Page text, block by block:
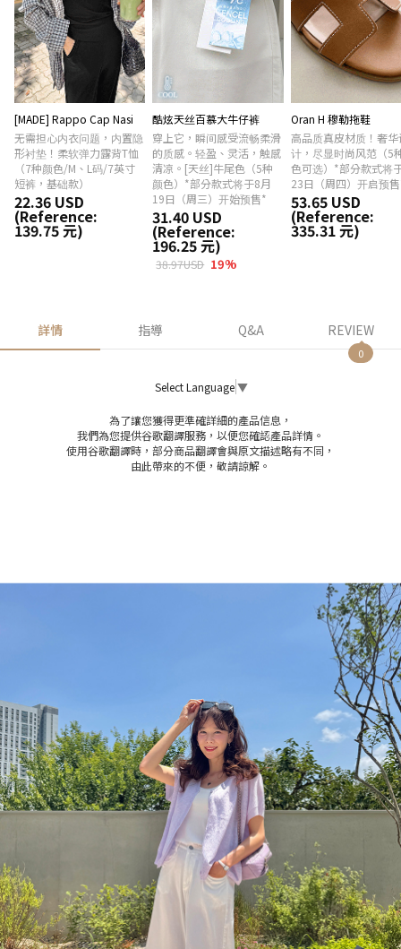
[MADE] Rappo Cap Nasi
无需担心内衣问题，内置隐
形衬垫！柔软弹力露背T恤
（7种颜色/M、L码/7英寸
短裤，基础款）
22.36 USD
(Reference:
139.75 元)
酷炫天丝百慕大牛仔裤
穿上它，瞬间感受流畅柔滑
的质感。轻盈、灵活，触感
清凉。[天丝]牛尾色（5种
颜色）*部分款式将于8月
19日（周三）开始预售*
31.40 USD
(Reference:
196.25 元)
38.97USD 19%
Oran H 穆勒拖鞋
高品质真皮材质！奢华
计，尽显时尚风范（5
色可选）*部分款式将
23日（周四）开启预
53.65 USD
(Reference:
335.31 元)
詳情 指導 Q&A REVIEW
0
Select Language ▼
為了讓您獲得更準確詳細的產品信息，
我們為您提供谷歌翻譯服務，以便您確認產品詳情。
使用谷歌翻譯時，部分商品翻譯會與原文描述略有不同，
由此帶來的不便，敬請諒解。